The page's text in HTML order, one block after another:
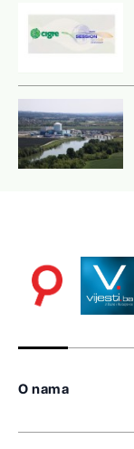
O nama